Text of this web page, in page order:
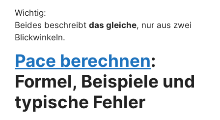
Wichtig:
Beides beschreibt das gleiche, nur aus zwei
Blickwinkeln.
Pace berechnen:
Formel, Beispiele und
typische Fehler